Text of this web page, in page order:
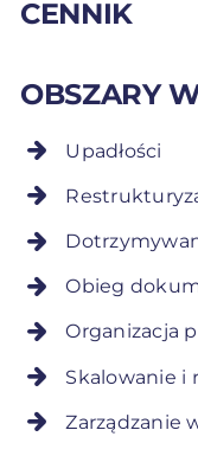
CENNIK
OBSZARY
Upadłości
Obieg
Organizacja
Skalowanie i
Zarządzanie